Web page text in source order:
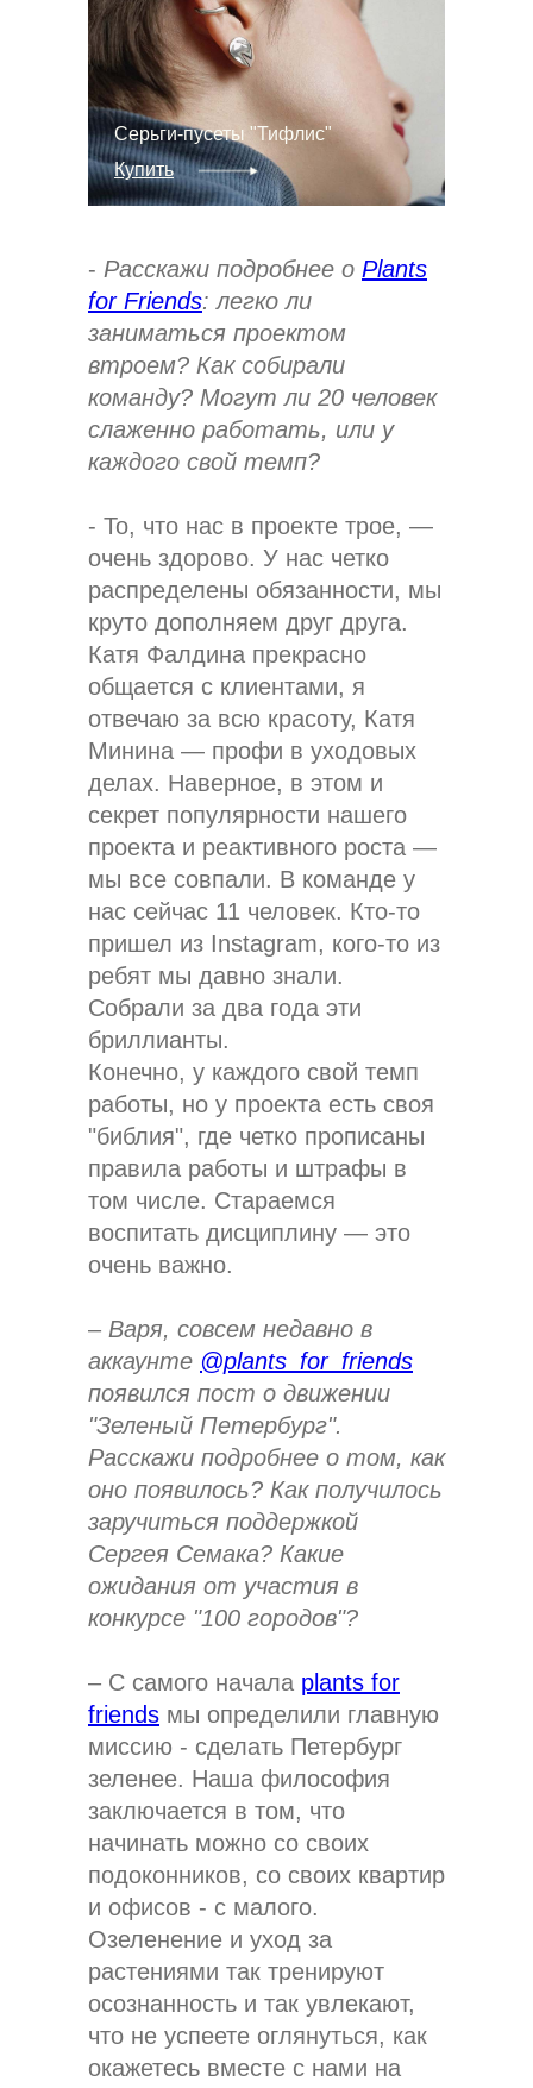
Серьги-пусеты "Тифлис"
Купить
- Расскажи подробнее о Plants
for Friends: легко ли
заниматься проектом
втроем? Как собирали
команду? Могут ли 20 человек
слаженно работать, или у
каждого свой темп?
- То, что нас в проекте трое, —
очень здорово. У нас четко
распределены обязанности, мы
круто дополняем друг друга.
Катя Фалдина прекрасно
общается с клиентами, я
отвечаю за всю красоту, Катя
Минина — профи в уходовых
делах. Наверное, в этом и
секрет популярности нашего
проекта и реактивного роста —
мы все совпали. В команде у
нас сейчас 11 человек. Кто-то
пришел из Instagram, кого-то из
ребят мы давно знали.
Собрали за два года эти
бриллианты.
Конечно, у каждого свой темп
работы, но у проекта есть своя
"библия", где четко прописаны
правила работы и штрафы в
том числе. Стараемся
воспитать дисциплину — это
очень важно.
– Варя, совсем недавно в
аккаунте @plants_for_friends
появился пост о движении
"Зеленый Петербург".
Расскажи подробнее о том, как
оно появилось? Как получилось
заручиться поддержкой
Сергея Семака? Какие
ожидания от участия в
конкурсе "100 городов"?
– С самого начала plants for
friends мы определили главную
миссию - сделать Петербург
зеленее. Наша философия
заключается в том, что
начинать можно со своих
подоконников, со своих квартир
и офисов - с малого.
Озеленение и уход за
растениями так тренируют
осознанность и так увлекают,
что не успеете оглянуться, как
окажетесь вместе с нами на